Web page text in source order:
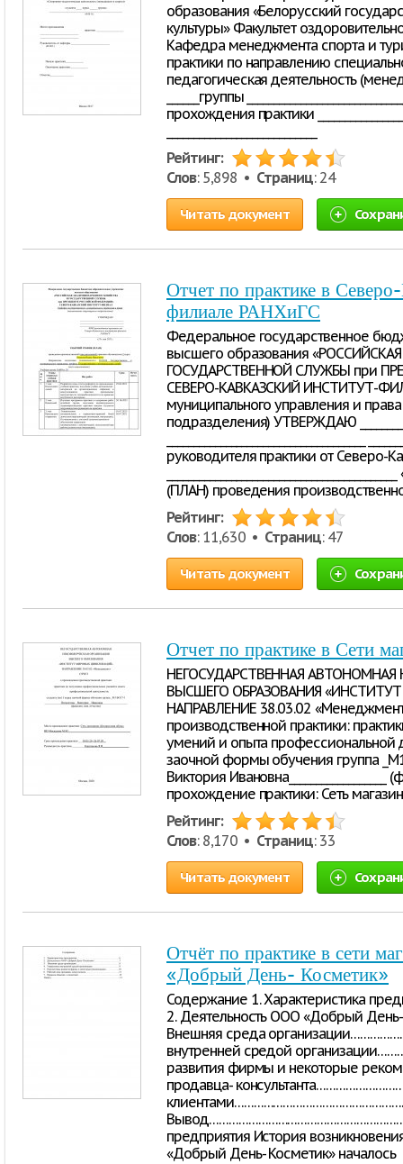
образования «Белорусский
культуры» Факультет
Кафедра менеджмента спорта и
практики по направлению
педагогическая деятельность
______группы
прохождения практики
Рейтинг:
Слов: 5,898 • Страниц: 24
Читать документ
Отчет по практике в
филиале РАНХиГС
Федеральное государственное
высшего образования
ГОСУДАРСТВЕННОЙ СЛУЖБЫ при
СЕВЕРО-КАВКАЗСКИЙ ИНСТИТУТ-
муниципального управления и
подразделения) УТВЕРЖДАЮ
руководителя практики от Северо-
(ПЛАН) проведения
Рейтинг:
Слов: 11,630 • Страниц: 47
Читать документ
Отчет по практике в Сети
НЕГОСУДАРСТВЕННАЯ АВТОНОМНАЯ
ВЫСШЕГО ОБРАЗОВАНИЯ
НАПРАВЛЕНИЕ 38.03.02
производственной практики:
умений и опыта профессиональной
заочной формы обучения группа _М1/
Виктория
прохождение практики: Сеть
Рейтинг:
Слов: 8,170 • Страниц: 33
Читать документ
Отчёт по практике в сети
«Добрый День- Косметик»
Содержание 1. Характеристика
2. Деятельность ООО «Добрый
Внешняя среда
внутренней средой
развития фирмы и некоторые
продавца-
предприятия История
«Добрый День- Косметик» началось